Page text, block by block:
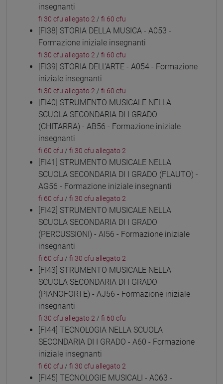
insegnanti
fi 30 cfu allegato 2 / fi 60 cfu
[FI38] STORIA DELLA MUSICA - A053 -
Formazione iniziale insegnanti
fi 30 cfu allegato 2 / fi 60 cfu
[FI39] STORIA DELL'ARTE - A054 - Formazione
iniziale insegnanti
fi 30 cfu allegato 2 / fi 60 cfu
[FI40] STRUMENTO MUSICALE NELLA
SCUOLA SECONDARIA DI I GRADO
(CHITARRA) - AB56 - Formazione iniziale
insegnanti
fi 60 cfu / fi 30 cfu allegato 2
[FI41] STRUMENTO MUSICALE NELLA
SCUOLA SECONDARIA DI I GRADO (FLAUTO) -
AG56 - Formazione iniziale insegnanti
fi 60 cfu / fi 30 cfu allegato 2
[FI42] STRUMENTO MUSICALE NELLA
SCUOLA SECONDARIA DI I GRADO
(PERCUSSIONI) - AI56 - Formazione iniziale
insegnanti
fi 60 cfu / fi 30 cfu allegato 2
[FI43] STRUMENTO MUSICALE NELLA
SCUOLA SECONDARIA DI I GRADO
(PIANOFORTE) - AJ56 - Formazione iniziale
insegnanti
fi 30 cfu allegato 2 / fi 60 cfu
[FI44] TECNOLOGIA NELLA SCUOLA
SECONDARIA DI I GRADO - A60 - Formazione
iniziale insegnanti
fi 60 cfu / fi 30 cfu allegato 2
[FI45] TECNOLOGIE MUSICALI - A063 -